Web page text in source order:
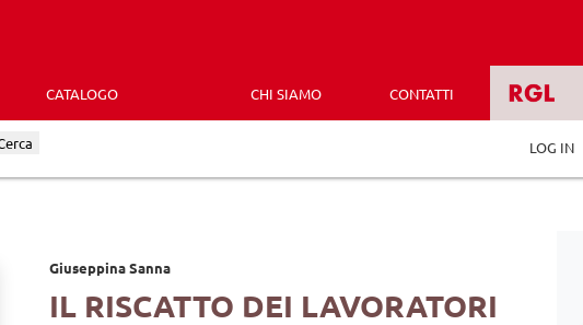
CATALOGO CHI SIAMO CONTATTI
LOG IN
Giuseppina Sanna
IL RISCATTO DEI LAVORATORI